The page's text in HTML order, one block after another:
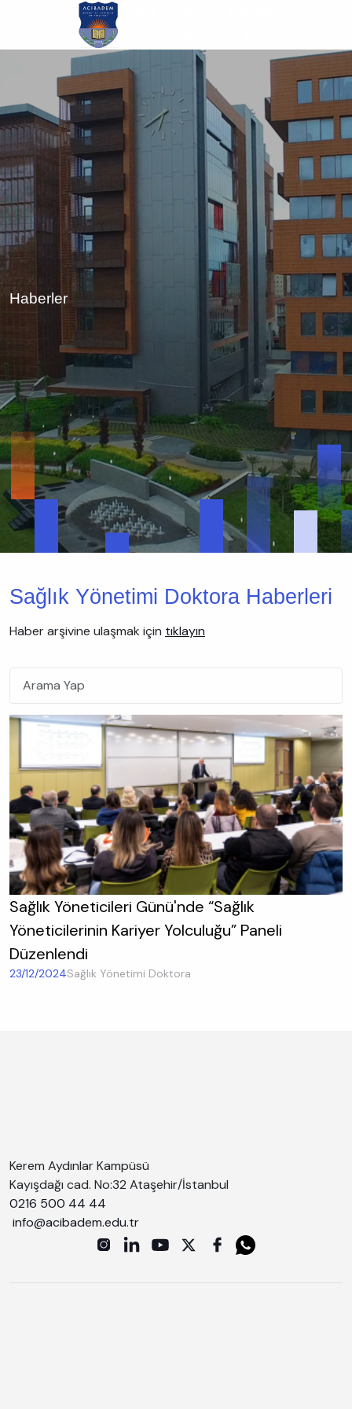
atla
Haberler
Sağlık Yönetimi Doktora Haberleri
Haber arşivine ulaşmak için tıklayın
Sağlık Yöneticileri Günü'nde “Sağlık
Yöneticilerinin Kariyer Yolculuğu” Paneli
Düzenlendi
23/12/2024Sağlık Yönetimi Doktora
Kerem Aydınlar Kampüsü
Kayışdağı cad. No:32 Ataşehir/İstanbul
0216 500 44 44
info@acibadem.edu.tr